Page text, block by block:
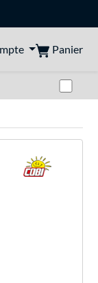
le shop
Panier